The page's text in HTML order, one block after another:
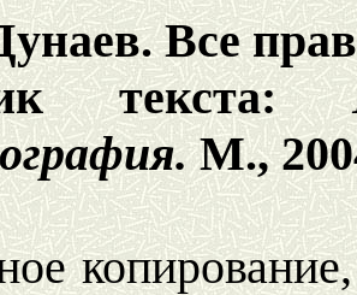
Все
текста:
М.,